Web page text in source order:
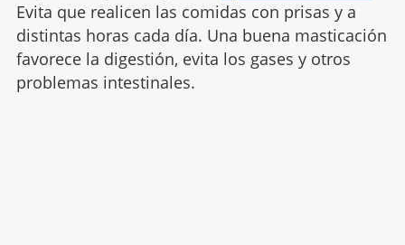
Evita que realicen las comidas con prisas y a
distintas horas cada día. Una buena masticación
favorece la digestión, evita los gases y otros
problemas intestinales.